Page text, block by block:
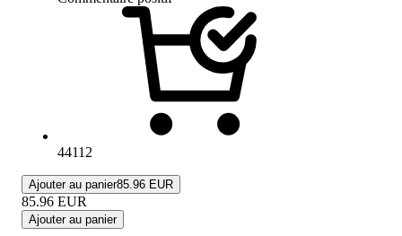
44112
Ajouter au panier85.96 EUR
85.96 EUR
Ajouter au panier